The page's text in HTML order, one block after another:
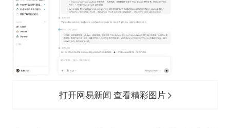
打开网易新闻 查看精彩图片